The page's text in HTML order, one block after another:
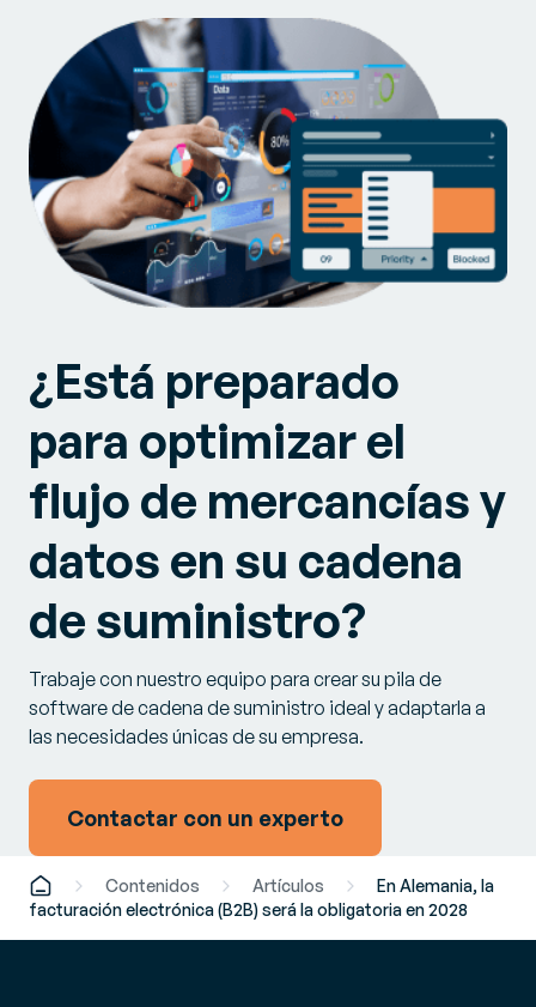
¿Está preparado
para optimizar el
flujo de mercancías y
datos en su cadena
de suministro?
Trabaje con nuestro equipo para crear su pila de
software de cadena de suministro ideal y adaptarla a
las necesidades únicas de su empresa.
Contactar con un experto
Contenidos Artículos
En Alemania, la
facturación electrónica (B2B) será la obligatoria en 2028